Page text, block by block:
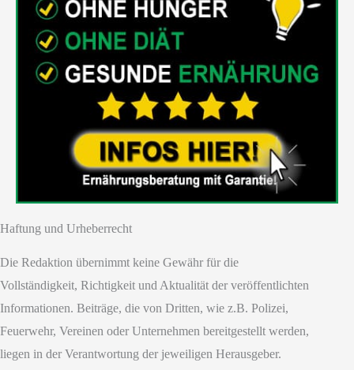
Haftung und Urheberrecht
Die Redaktion übernimmt keine Gewähr für die
Vollständigkeit, Richtigkeit und Aktualität der veröffentlichten
Informationen. Beiträge, die von Dritten, wie z.B. Polizei,
Feuerwehr, Vereinen oder Unternehmen bereitgestellt werden,
liegen in der Verantwortung der jeweiligen Herausgeber.